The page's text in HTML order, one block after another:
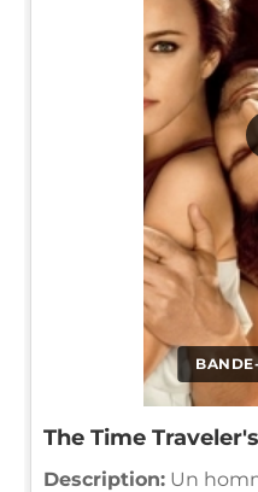
The Time
Description: Un